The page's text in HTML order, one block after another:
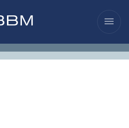
menu